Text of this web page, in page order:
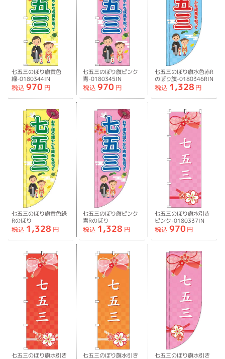
七五三のぼり旗黄色
緑-0180344IN
税込 970 円
七五三のぼり旗ピンク
青-0180345IN
税込 970 円
七五三のぼり旗水色赤R
のぼり旗-0180346RIN
税込 1,328 円
七五三のぼり旗黄色緑
Rのぼり
旗-0180347RIN
税込 1,328 円
七五三のぼり旗ピンク
青Rのぼり
旗-0180348RIN
税込 1,328 円
七五三のぼり旗水引き
ピンク-0180337IN
税込 970 円
七五三のぼり旗水引き
七五三のぼり旗水引き
七五三のぼり旗水引き